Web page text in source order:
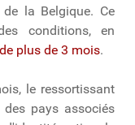
la Belgique. Ce
conditions, en
plus de 3 mois.
le ressortissant
des pays associés